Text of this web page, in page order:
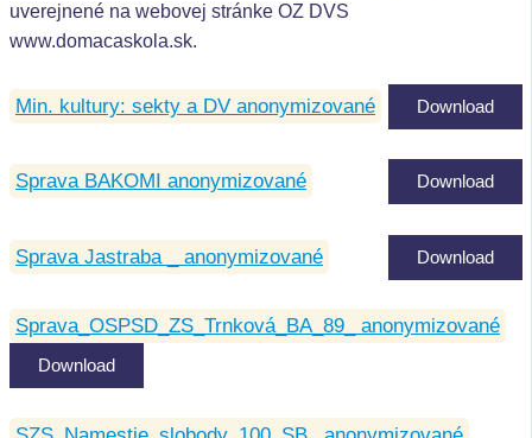
uverejnené na webovej stránke OZ DVS
www.domacaskola.sk.
Min. kultury: sekty a DV anonymizované Download
Sprava BAKOMI anonymizované Download
Sprava Jastraba _ anonymizované Download
Sprava_OSPSD_ZS_Trnková_BA_89_ anonymizované
Download